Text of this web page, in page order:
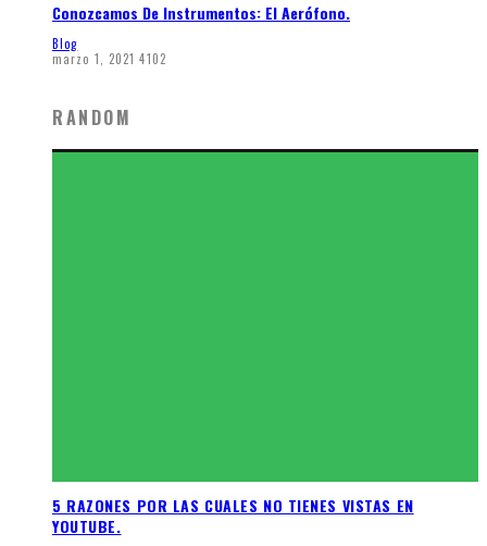
Conozcamos De Instrumentos: El Aerófono.
Blog
marzo 1, 2021 4102
RANDOM
5 RAZONES POR LAS CUALES NO TIENES VISTAS EN
YOUTUBE.